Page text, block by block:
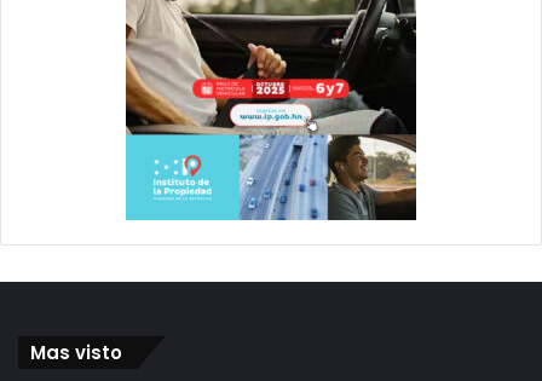
Mas visto